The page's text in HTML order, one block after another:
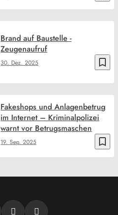
bookmark_border
30. Dez. 2025
Brand auf Baustelle -
Zeugenaufruf
bookmark_border
19. Sep. 2025
Fakeshops und Anlagenbetrug
im Internet – Kriminalpolizei
warnt vor Betrugsmaschen